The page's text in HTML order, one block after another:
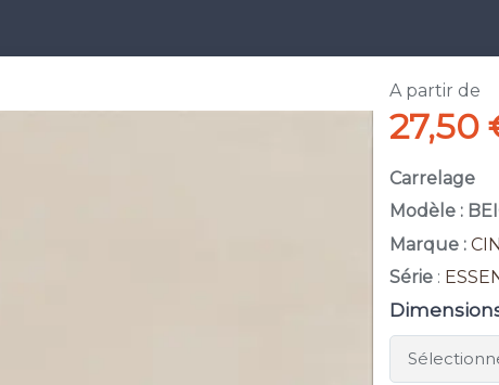
A partir de
27,50
Carrelage
Modèle :
Marque :
Série :